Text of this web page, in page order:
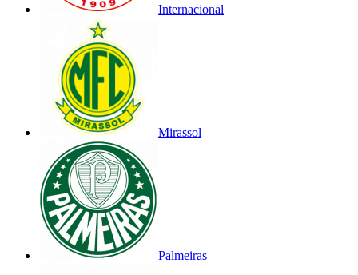
Internacional
Mirassol
Palmeiras